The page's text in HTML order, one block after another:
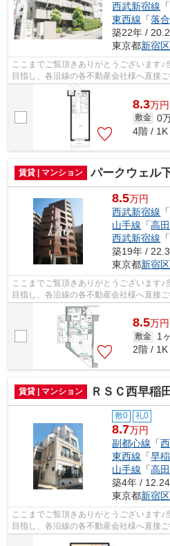
西武新宿線 「
東西線 「落合
築22年 /
東京都新宿区
ここまでご覧頂きありがとうございます♪
目指し、各沿線の各不動産会社様へ直接
様へ提供しております！最新の情報は...
8.3万円
敷金 0
4階 /
賃貸 | マンション パークウェル
8.5万円
西武新宿線 「
山手線 「高
西武新宿線 「
築19年 /
東京都新宿区
ここまでご覧頂きありがとうございます♪
目指し、各沿線の各不動産会社様へ直接
様へ提供しております！最新の情報は...
8.5万円
敷金 1
2階 /
賃貸 | マンション ＲＳＣ西早稲田
敷0 礼0
8.7万円
副都心線 「
東西線 「早
山手線 「高
築4年 /
東京都新宿区
ここまでご覧頂きありがとうございます
目指し、各沿線の各不動産会社様へ直接
様へ提供しております！最新の情報は...